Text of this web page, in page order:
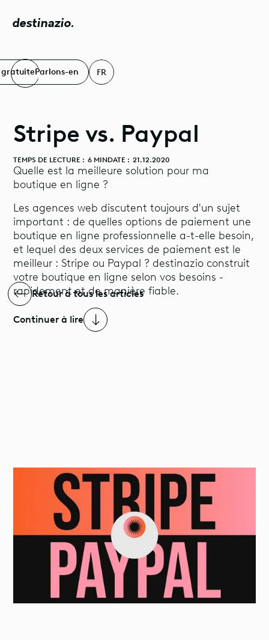
destinazio.
gratuiteParlons-en FR
Retour à tous les articles
Stripe vs. Paypal
TEMPS DE LECTURE : 6 MINDATE : 21.12.2020
Quelle est la meilleure solution pour ma
boutique en ligne ?
Les agences web discutent toujours d'un sujet
important : de quelles options de paiement une
boutique en ligne professionnelle a-t-elle besoin,
et lequel des deux services de paiement est le
meilleur : Stripe ou Paypal ? destinazio construit
votre boutique en ligne selon vos besoins -
rapidement et de manière fiable.
Continuer à lire